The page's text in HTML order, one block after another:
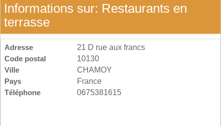
Informations sur: Restaurants en
terrasse
Adresse
21 D rue aux francs
Code postal
10130
Ville
CHAMOY
Pays
France
Téléphone
0675381615